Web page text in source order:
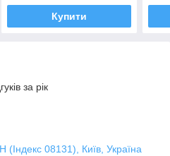
Купити
за рік
(Індекс 08131), Київ, Україна